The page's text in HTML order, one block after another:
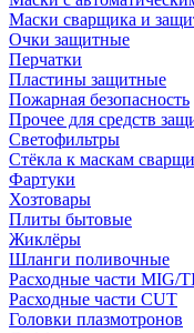
Маски сварщика и
Очки защитные
Перчатки
Пластины защитные
Пожарная безопасность
Прочее для средств
Светофильтры
Стёкла к маскам
Фартуки
Хозтовары
Плиты бытовые
Жиклёры
Шланги поливочные
Расходные части MIG/
Расходные части CUT
Головки плазмотронов